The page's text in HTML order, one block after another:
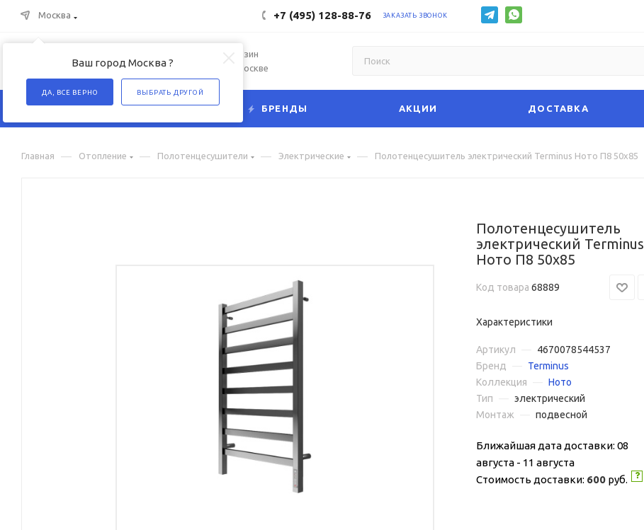
Москва
Ваш город Москва ?
ДА, ВСЕ ВЕРНО ВЫБРАТЬ ДРУГОЙ
+7 (495) 128-88-76 ЗАКАЗАТЬ ЗВОНОК
Интернет-магазин
сантехники в Москве
КАТАЛОГ БРЕНДЫ АКЦИИ ДОСТАВКА
Главная — Отопление — Полотенцесушители — Электрические — Полотенцесушитель электрический Terminus Ното П8 50х85
Полотенцесушитель
электрический Terminus
Ното П8 50х85
Код товара 68889
Характеристики
Артикул
4670078544537
Бренд
Terminus
Коллекция
Ното
Тип
электрический
Монтаж
подвесной
Ближайшая дата доставки: 08
августа - 11 августа
Стоимость доставки: 600 руб.